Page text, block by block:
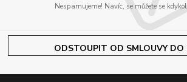
Nespamujeme! Navíc, se můžete se
ODSTOUPIT OD SMLOUVY DO